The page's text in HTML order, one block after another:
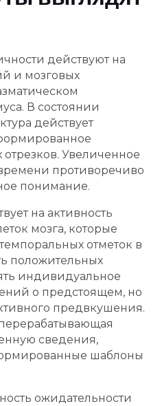
действуют на
и мозговых
В состоянии
действует
Увеличенное
противоречиво
понимание.
на активность
мозга, которые
отметок в
положительных
индивидуальное
о предстоящем, но
предвкушения.
сведения,
шаблоны
ожидательности